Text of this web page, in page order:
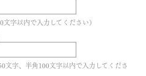
字以内で入力してください）
文字、半角100文字以内で入力してくださ